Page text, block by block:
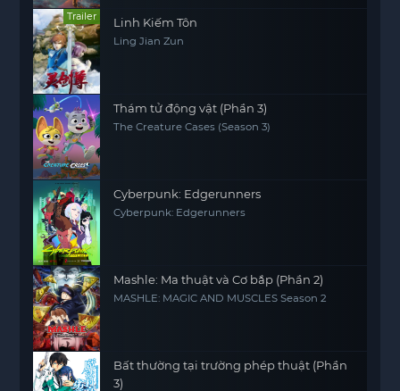
Trailer Linh Kiếm Tôn
Ling Jian Zun
Thám tử động vật (Phần 3)
The Creature Cases (Season 3)
Cyberpunk: Edgerunners
Cyberpunk: Edgerunners
Mashle: Ma thuật và Cơ bắp (Phần 2)
MASHLE: MAGIC AND MUSCLES Season 2
Bất thường tại trường phép thuật (Phần
3)